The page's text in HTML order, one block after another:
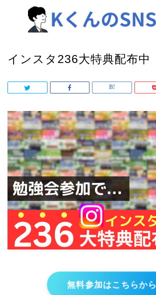
インスタ236大特典配布中
無料参加はこちらから